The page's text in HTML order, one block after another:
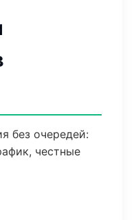
без очередей:
честные